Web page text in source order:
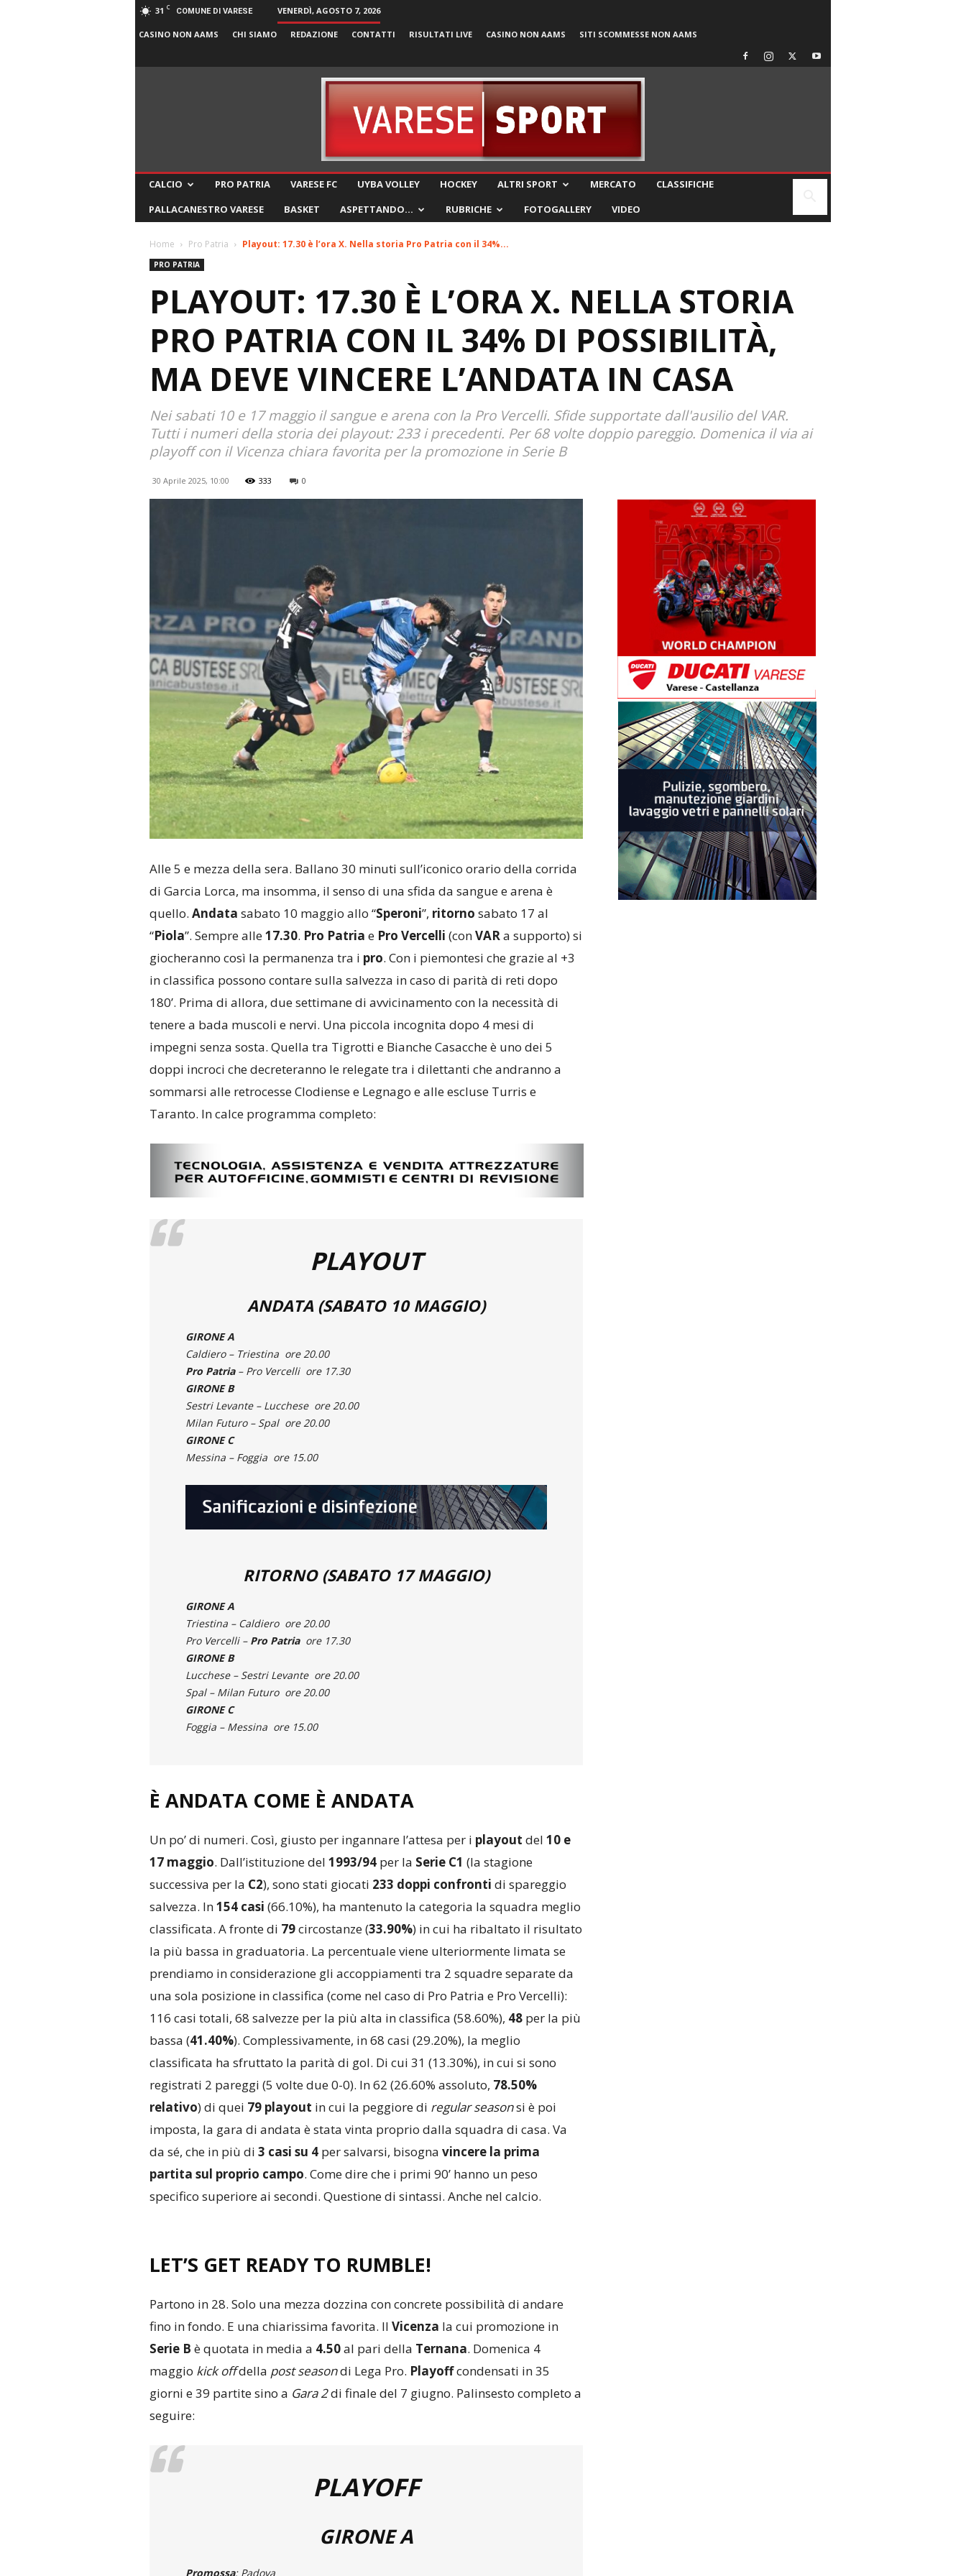
31 C COMUNE DI VARESE VENERDÌ, AGOSTO 7, 2026
CASINO NON AAMS CHI SIAMO REDAZIONE CONTATTI RISULTATI LIVE CASINO NON AAMS SITI SCOMMESSE NON AAMS
CALCIO PRO PATRIA VARESE FC UYBA VOLLEY HOCKEY ALTRI SPORT MERCATO
CLASSIFICHE
PALLACANESTRO VARESE
BASKET ASPETTANDO… RUBRICHE FOTOGALLERY VIDEO
Home Pro Patria Playout: 17.30 è l’ora X. Nella storia Pro Patria con il 34%...
PRO PATRIA
PLAYOUT: 17.30 È L’ORA X. NELLA STORIA
PRO PATRIA CON IL 34% DI POSSIBILITÀ,
MA DEVE VINCERE L’ANDATA IN CASA
Nei sabati 10 e 17 maggio il sangue e arena con la Pro Vercelli. Sfide supportate dall'ausilio del VAR.
Tutti i numeri della storia dei playout: 233 i precedenti. Per 68 volte doppio pareggio. Domenica il via ai
playoff con il Vicenza chiara favorita per la promozione in Serie B
30 Aprile 2025, 10:00 333 0
Alle 5 e mezza della sera. Ballano 30 minuti sull’iconico orario della corrida
di Garcia Lorca, ma insomma, il senso di una sfida da sangue e arena è
quello. Andata sabato 10 maggio allo “Speroni”, ritorno sabato 17 al
“Piola”. Sempre alle17.30. Pro Patria e Pro Vercelli (conVARa supporto) si
giocheranno così la permanenza tra i pro. Con i piemontesi che grazie al +3
in classifica possono contare sulla salvezza in caso di parità di reti dopo
180’. Prima di allora, due settimane di avvicinamento con la necessità di
tenere a bada muscoli e nervi. Una piccola incognita dopo 4 mesi di
impegni senza sosta. Quella tra Tigrotti e Bianche Casacche è uno dei 5
doppi incroci che decreteranno le relegate tra i dilettanti che andranno a
sommarsi alle retrocesse Clodiense e Legnago e alle escluse Turris e
Taranto. In calce programma completo:
PLAYOUT
ANDATA (SABATO 10 MAGGIO)
GIRONE A
Caldiero – Triestina ore 20.00
Pro Patria– Pro Vercelli ore 17.30
GIRONE B
Sestri Levante – Lucchese ore 20.00
Milan Futuro – Spal ore 20.00
GIRONE C
Messina – Foggia ore 15.00
RITORNO (SABATO 17 MAGGIO)
GIRONE A
Triestina – Caldiero ore 20.00
Pro Vercelli – Pro Patria ore 17.30
GIRONE B
Lucchese – Sestri Levante ore 20.00
Spal – Milan Futuro ore 20.00
GIRONEC
Foggia – Messina ore 15.00
È ANDATA COME È ANDATA
Un po’ di numeri. Così, giusto per ingannare l’attesa per i playout del 10 e
17 maggio. Dall’istituzione del 1993/94per la Serie C1 (la stagione
successiva per la C2), sono stati giocati 233 doppi confronti di spareggio
salvezza. In154 casi (66.10%), ha mantenuto la categoria la squadra meglio
classificata. A fronte di 79circostanze (33.90%) in cui ha ribaltato il risultato
la più bassa in graduatoria. La percentuale viene ulteriormente limata se
prendiamo in considerazione gli accoppiamenti tra 2 squadre separate da
una sola posizione in classifica (come nel caso di Pro Patria e Pro Vercelli):
116 casi totali, 68 salvezze per la più alta in classifica (58.60%), 48per la più
bassa (41.40%). Complessivamente, in 68 casi (29.20%), la meglio
classificata ha sfruttato la parità di gol. Di cui 31 (13.30%), in cui si sono
registrati 2 pareggi (5 volte due 0-0). In 62 (26.60% assoluto, 78.50%
relativo) di quei 79 playout in cui la peggiore di regular seasonsi è poi
imposta, la gara di andata è stata vinta proprio dalla squadra di casa. Va
da sé, che in più di 3 casi su 4per salvarsi, bisogna vincere la prima
partita sul proprio campo. Come dire che i primi 90’ hanno un peso
specifico superiore ai secondi. Questione di sintassi. Anche nel calcio.
LET’S GET READY TO RUMBLE!
Partono in 28. Solo una mezza dozzina con concrete possibilità di andare
fino in fondo. E una chiarissima favorita. Il Vicenza la cui promozione in
Serie B è quotata in media a 4.50al pari della Ternana. Domenica 4
maggio kick offdella post seasondi Lega Pro. Playoffcondensati in 35
giorni e 39 partite sino a Gara 2di finale del 7 giugno. Palinsesto completo a
seguire:
PLAYOFF
GIRONE A
Promossa: Padova